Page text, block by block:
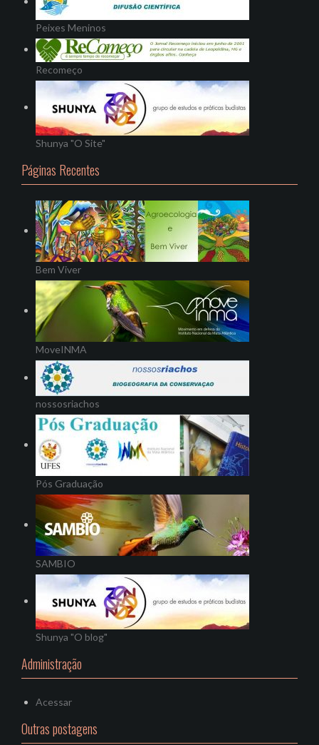
Peixes Meninos
Recomeço
Shunya "O Site"
Páginas Recentes
Bem Viver
MoveINMA
nossosriachos
Pós Graduação
SAMBIO
Shunya "O blog"
Administração
Acessar
Outras postagens